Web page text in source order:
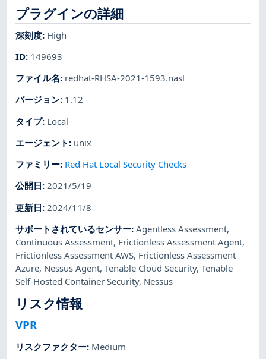
プラグインの詳細
深刻度: High
ID: 149693
ファイル名: redhat-RHSA-2021-1593.nasl
バージョン: 1.12
タイプ: Local
エージェント : unix
ファミリー: Red Hat Local Security Checks
公開日:2021/5/19
更新日: 2024/11/8
サポートされているセンサー:Agentless Assessment,
Continuous Assessment, Frictionless Assessment Agent,
Frictionless Assessment AWS, Frictionless Assessment
Azure, Nessus Agent,Tenable Cloud Security,Tenable
Self-Hosted Container Security, Nessus
リスク情報
VPR
リスクファクター: Medium